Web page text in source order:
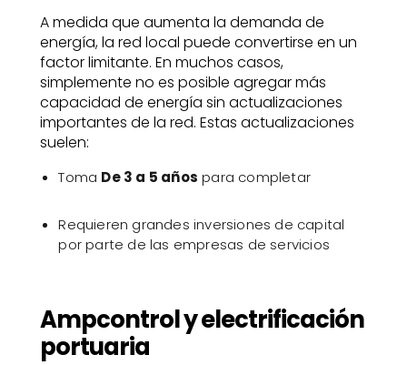
A medida que aumenta la demanda de
energía, la red local puede convertirse en un
factor limitante. En muchos casos,
simplemente no es posible agregar más
capacidad de energía sin actualizaciones
importantes de la red. Estas actualizaciones
suelen:
Toma De 3 a 5 años para completar
Requieren grandes inversiones de capital
por parte de las empresas de servicios
Ampcontrol y electrificación
portuaria